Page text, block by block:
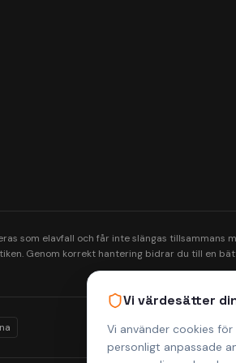
Vi värdesätter
Vi använder cookies
personligt anpassade
som elavfall och får inte slängas tillsammans
Genom korrekt hantering bidrar du till en